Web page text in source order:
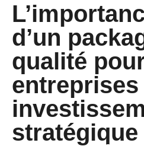
d’un
qualité
entreprises
stratégique